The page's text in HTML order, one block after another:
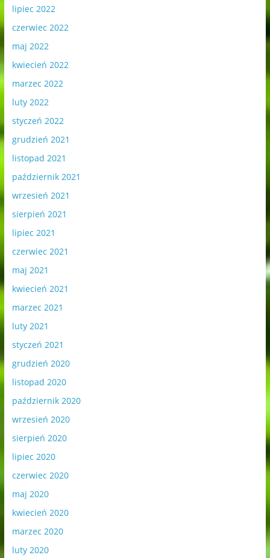
lipiec 2022
czerwiec 2022
maj 2022
kwiecień 2022
marzec 2022
luty 2022
styczeń 2022
grudzień 2021
listopad 2021
październik 2021
wrzesień 2021
sierpień 2021
lipiec 2021
czerwiec 2021
maj 2021
kwiecień 2021
marzec 2021
luty 2021
styczeń 2021
grudzień 2020
listopad 2020
październik 2020
wrzesień 2020
sierpień 2020
lipiec 2020
czerwiec 2020
maj 2020
kwiecień 2020
marzec 2020
luty 2020